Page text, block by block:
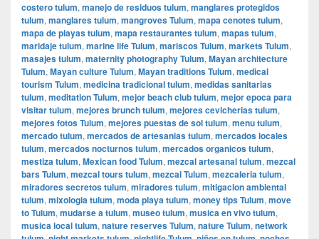
costero tulum, manejo de residuos tulum, manglares protegidos
tulum, manglares tulum, mangroves Tulum, mapa cenotes tulum,
mapa de playas tulum, mapa restaurantes tulum, mapas tulum,
maridaje tulum, marine life Tulum, mariscos Tulum, markets Tulum,
masajes tulum, maternity photography Tulum, Mayan architecture
Tulum, Mayan culture Tulum, Mayan traditions Tulum, medical
tourism Tulum, medicina tradicional tulum, medidas sanitarias
tulum, meditation Tulum, mejor beach club tulum, mejor epoca para
visitar tulum, mejores brunch tulum, mejores cevicherias tulum,
mejores fotos Tulum, mejores puestas de sol tulum, menu tulum,
mercado tulum, mercados de artesanias tulum, mercados locales
tulum, mercados nocturnos tulum, mercados organicos tulum,
mestiza tulum, Mexican food Tulum, mezcal artesanal tulum, mezcal
bars Tulum, mezcal tours tulum, mezcal Tulum, mezcaleria tulum,
miradores secretos tulum, miradores tulum, mitigacion ambiental
tulum, mixologia tulum, moda playa tulum, money tips Tulum, move
to Tulum, mudarse a tulum, museo tulum, musica en vivo tulum,
musica local tulum, nature reserves Tulum, nature Tulum, network